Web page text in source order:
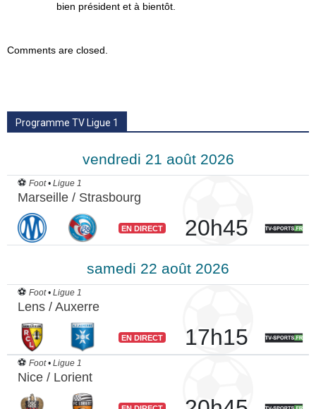
bien président et à bientôt.
Comments are closed.
Programme TV Ligue 1